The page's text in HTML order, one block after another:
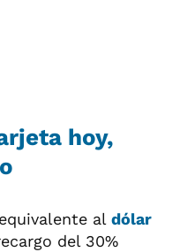
hoy,
al dólar
del 30%